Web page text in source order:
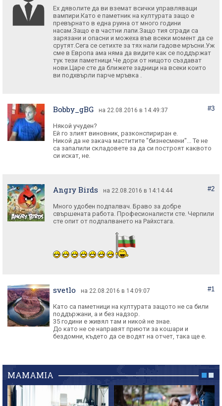
Ех дяволите да ви вземат всички управляващи
вампири.Като е паметник на културата защо е
превърнато в една руина от много години
насам.Защо е в частни лапи.Защо тия сгради са
зарязани и опасни и можеха във всеки момент да се
срутят.Сега се сетихте за тях нали гадове мръсни.Уж
сме в Европа ама няма да видите как се поддържат
тук тези паметници.Че дори от нищото създават
нови.Царе сте да ближете задници на всеки които
ви подхвърли парче мръвка .
Bobby_gBG на 22.08.2016 в 14:49:37 #3
Някой учуден?
Ей го злият виновник, разконспириран е.
Никой да не закача маститите "бизнесмени"... Те не
са запалили складовете за да си построят каквото
си искат, не.
Angry Birds на 22.08.2016 в 14:14:44 #2
Много удобен подпалвач. Браво за добре
свършената работа. Професионалисти сте. Черпили
сте опит от подпалването на Райхстага.
svetlo на 22.08.2016 в 14:09:07 #1
Като са паметници на културата защото не са били
поддържани, а и без надзор.
35 години е живял там и никой не знае.
До като не се направят приюти за кошари и
бездомни, където да се водят на отчет, така ще е.
MAMAMIA